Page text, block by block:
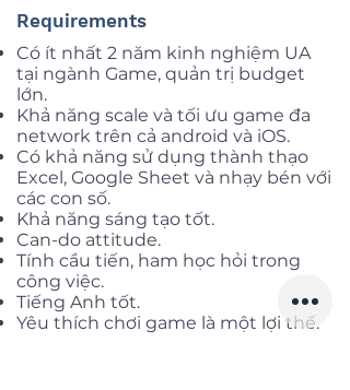
Requirements
Có ít nhất 2 năm kinh nghiệm UA
tại ngành Game, quản trị budget
lớn.
Khả năng scale và tối ưu game đa
network trên cả android và iOS.
Có khả năng sử dụng thành thạo
Excel, Google Sheet và nhạy bén với
các con số.
Khả năng sáng tạo tốt.
Can-do attitude.
Tính cầu tiến, ham học hỏi trong
công việc.
Tiếng Anh tốt.
Yêu thích chơi game là một lợi thế.